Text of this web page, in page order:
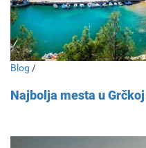
Blog /
Najbolja mesta u